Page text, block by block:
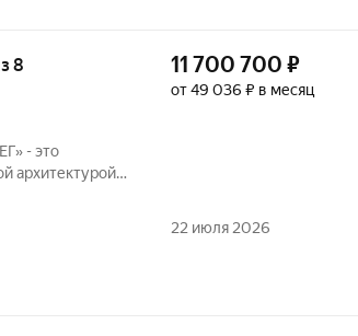
8
- это
архитектурой.
11 700 700 ₽
от 49 036 ₽ в месяц
22 июля 2026